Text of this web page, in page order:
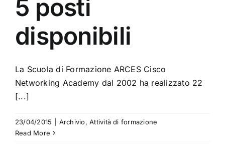
5 posti
disponibili
La Scuola di Formazione ARCES Cisco
Networking Academy dal 2002 ha realizzato 22
[...]
23/04/2015 Archivio,Attività di formazione
Read More